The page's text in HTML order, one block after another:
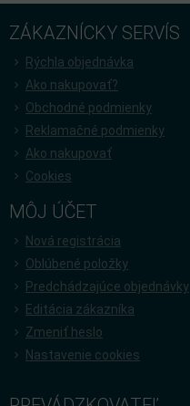
ZÁKAZNÍCKY SERVÍS
Rýchla objednávka
Ako nakupovať?
Obchodné podmienky
Reklamačné podmienky
Ako nakupovať
Cookies
MÔJ ÚČET
Nová registrácia
Oblúbené položky
Predchádzajúce objednávky
Editácia zákazníka
Zmeniť heslo
Nastavenie cookies